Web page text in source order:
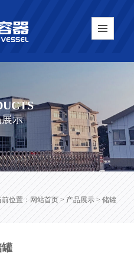
示
前位置： 网站首页> 产品展示 > 储罐